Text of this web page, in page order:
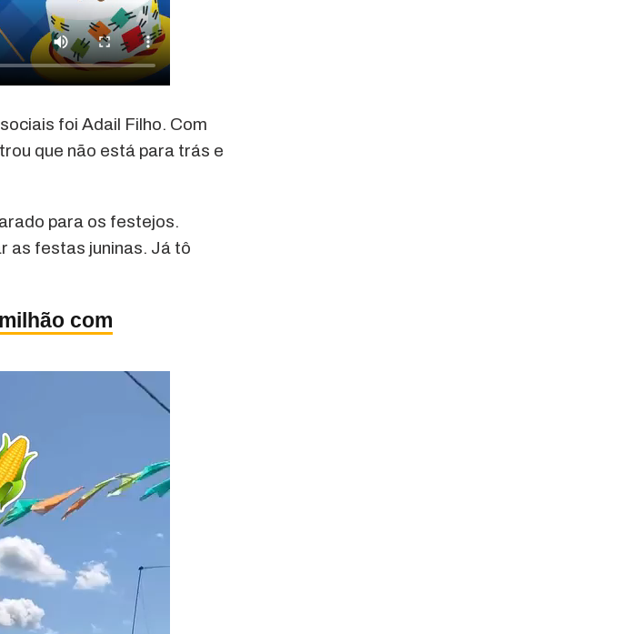
foi Adail Filho. Com
que não está para trás e
para os festejos.
as festas juninas. Já tô
com